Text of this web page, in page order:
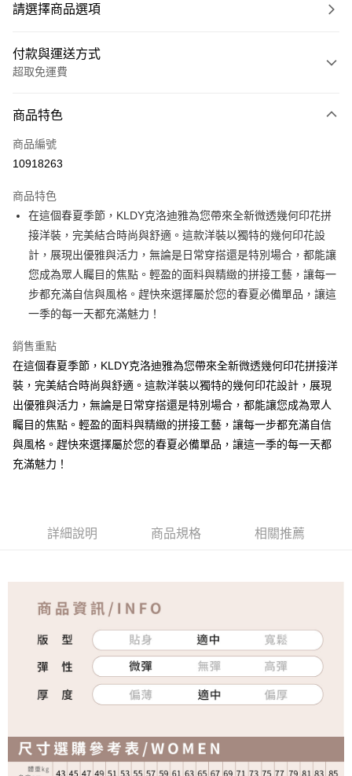
請選擇商品選項
付款與運送方式
超取免運費
信用卡一次付款
超商取貨付款
運送方式
全家取貨付款
免運費
付款後全家取貨
免運費
7-11取貨付款
免運費
付款後7-11取貨
免運費
宅配
免運費
商品特色
商品編號
10918263
商品特色
在這個春夏季節，KLDY克洛迪雅為您帶來全新微透幾何印花拼
接洋裝，完美結合時尚與舒適。這款洋裝以獨特的幾何印花設
計，展現出優雅與活力，無論是日常穿搭還是特別場合，都能讓
您成為眾人矚目的焦點。輕盈的面料與精緻的拼接工藝，讓每一
步都充滿自信與風格。趕快來選擇屬於您的春夏必備單品，讓這
一季的每一天都充滿魅力！
銷售重點
在這個春夏季節，KLDY克洛迪雅為您帶來全新微透幾何印花拼接洋
裝，完美結合時尚與舒適。這款洋裝以獨特的幾何印花設計，展現
出優雅與活力，無論是日常穿搭還是特別場合，都能讓您成為眾人
矚目的焦點。輕盈的面料與精緻的拼接工藝，讓每一步都充滿自信
與風格。趕快來選擇屬於您的春夏必備單品，讓這一季的每一天都
充滿魅力！
詳細說明 商品規格 相關推薦